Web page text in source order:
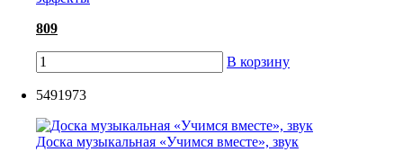
809
В корзину
5491973
Доска музыкальная «Учимся вместе», звук